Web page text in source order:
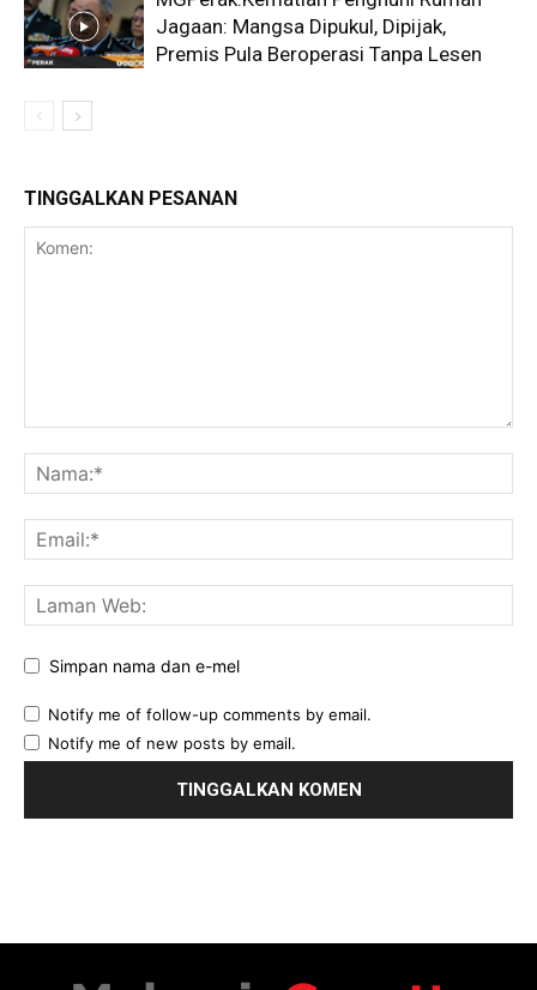
Jagaan: Mangsa Dipukul, Dipijak,
Premis Pula Beroperasi Tanpa Lesen
TINGGALKAN PESANAN
Simpan nama dan e-mel
Notify me of follow-up comments by email.
Notify me of new posts by email.